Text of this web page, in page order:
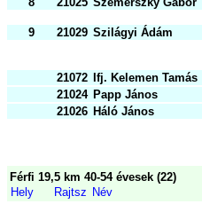
9
21029 Szilágyi Ádám
21072 Ifj. Kelemen Tamás
21024 Papp János
21026 Háló János
Férfi 19,5 km 40-54 évesek (22)
Hely
Rajtsz Név